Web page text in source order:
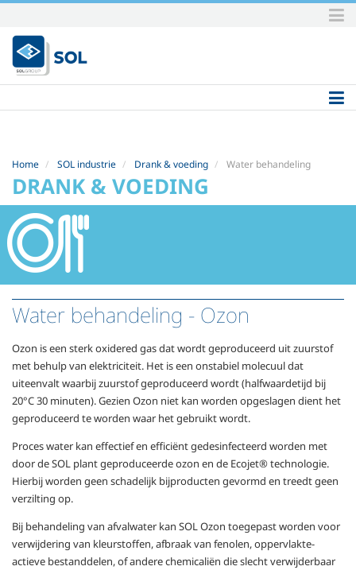
Skip
to
content.
|
to
Home SOL industrie Drank & voeding Water behandeling
DRANK & VOEDING
Water behandeling - Ozon
Ozon is een sterk oxidered gas dat wordt geproduceerd uit zuurstof
met behulp van elektriciteit. Het is een onstabiel molecuul dat
uiteenvalt waarbij zuurstof geproduceerd wordt (halfwaardetijd bij
20°C 30 minuten). Gezien Ozon niet kan worden opgeslagen dient het
geproduceerd te worden waar het gebruikt wordt.
Proces water kan effectief en efficiënt gedesinfecteerd worden met
door de SOL plant geproduceerde ozon en de Ecojet® technologie.
Hierbij worden geen schadelijk bijproducten gevormd en treedt geen
verzilting op.
Bij behandeling van afvalwater kan SOL Ozon toegepast worden voor
verwijdering van kleurstoffen, afbraak van fenolen, oppervlakte-
actieve bestanddelen, of andere chemicaliën die slecht verwijderbaar